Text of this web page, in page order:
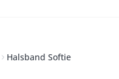
Halsband Softie